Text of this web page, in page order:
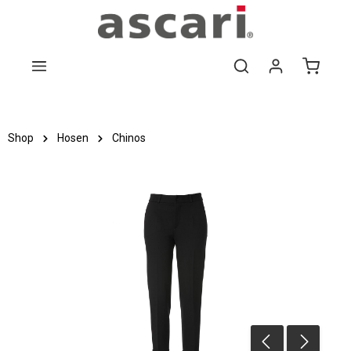
Zum Hauptinhalt springen
Shop Hosen Chinos